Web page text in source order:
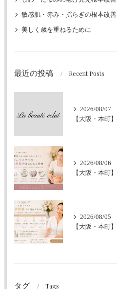
敏感肌・赤み・揺らぎの根本改善
美しく歳を重ねるために
最近の投稿 Recent Posts
2026/08/07
2026/08/06
2026/08/05
タグ Tags